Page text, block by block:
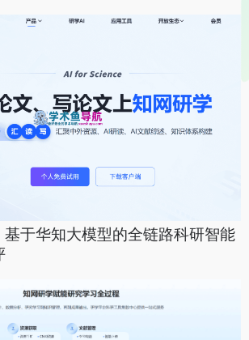
于华知大模型的全链路科研智能